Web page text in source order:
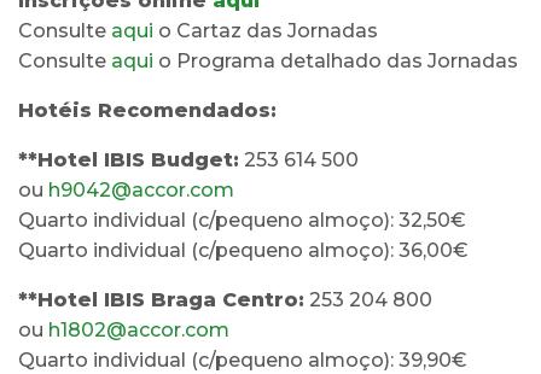
Consulte aqui o Cartaz das Jornadas
Consulte aqui o Programa detalhado das Jornadas
Hotéis Recomendados:
**Hotel IBIS Budget: 253 614 500
ou h9042@accor.com
Quarto individual (c/pequeno almoço): 32,50€
Quarto individual (c/pequeno almoço): 36,00€
**Hotel IBIS Braga Centro: 253 204 800
ou h1802@accor.com
Quarto individual (c/pequeno almoço): 39,90€